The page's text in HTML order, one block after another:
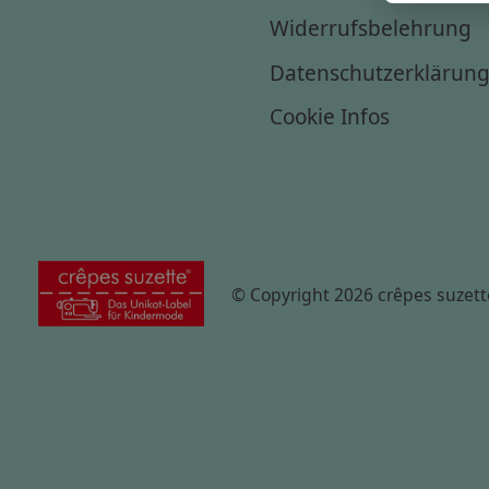
Widerrufsbelehrung
Datenschutzerklärung
Cookie Infos
© Copyright 2026 crêpes